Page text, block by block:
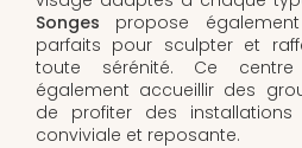
Songes propose
parfaits pour sculpter et
toute sérénité. Ce
également accueillir des
de profiter des
conviviale et reposante.